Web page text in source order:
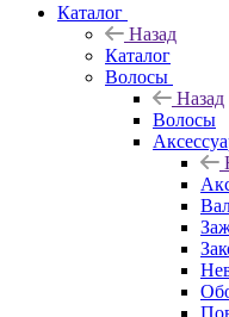
Каталог
Назад
Каталог
Волосы
Назад
Волосы